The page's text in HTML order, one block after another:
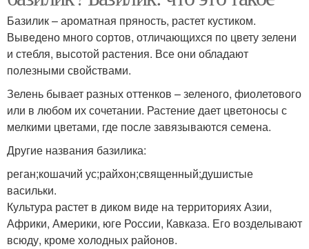
Базилик – ароматная пряность, растет кустиком.
Выведено много сортов, отличающихся по цвету зелени
и стебля, высотой растения. Все они обладают
полезными свойствами.
Зелень бывает разных оттенков – зеленого, фиолетового
или в любом их сочетании. Растение дает цветоносы с
мелкими цветами, где после завязываются семена.
Другие названия базилика:
реган;кошачий ус;райхон;священный;душистые
васильки.
Культура растет в диком виде на территориях Азии,
Африки, Америки, юге России, Кавказа. Его возделывают
всюду, кроме холодных районов.